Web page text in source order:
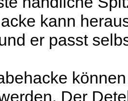
kann
er passt
Der